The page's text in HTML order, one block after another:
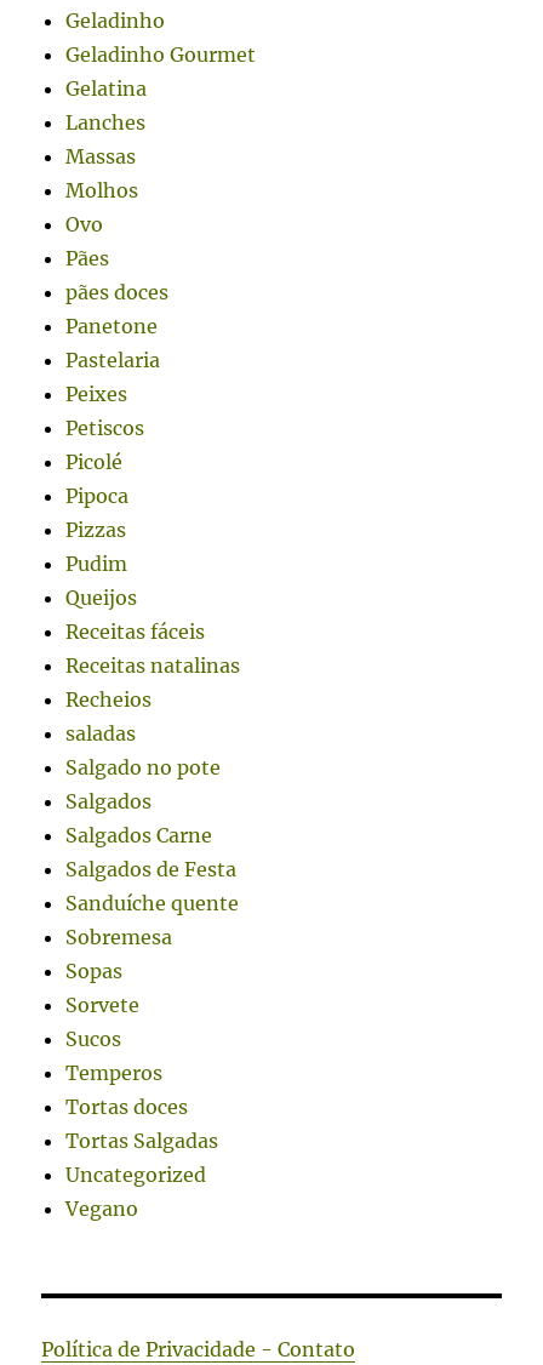
Geladinho
Geladinho Gourmet
Gelatina
Lanches
Massas
Molhos
Ovo
Pães
pães doces
Panetone
Pastelaria
Peixes
Petiscos
Picolé
Pipoca
Pizzas
Pudim
Queijos
Receitas fáceis
Receitas natalinas
Recheios
saladas
Salgado no pote
Salgados
Salgados Carne
Salgados de Festa
Sanduíche quente
Sobremesa
Sopas
Sorvete
Sucos
Temperos
Tortas doces
Tortas Salgadas
Uncategorized
Vegano
Política de Privacidade - Contato